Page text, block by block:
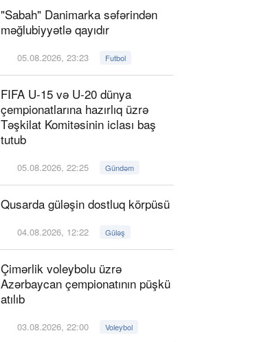
"Sabah" Danimarka səfərindən
məğlubiyyətlə qayıdır
05.08.2026, 23:23 Futbol
FIFA U-15 və U-20 dünya
çempionatlarına hazırlıq üzrə
Təşkilat Komitəsinin iclası baş
tutub
05.08.2026, 22:25 Gündəm
Qusarda güləşin dostluq körpüsü
04.08.2026, 12:22 Güləş
Çimərlik voleybolu üzrə
Azərbaycan çempionatının püşkü
atılıb
03.08.2026, 22:00 Voleybol